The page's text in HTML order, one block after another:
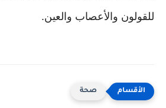
للقولون والأعصاب والعين.
صحة